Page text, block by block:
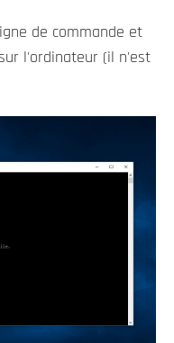
de commande et
l'ordinateur (il n'est